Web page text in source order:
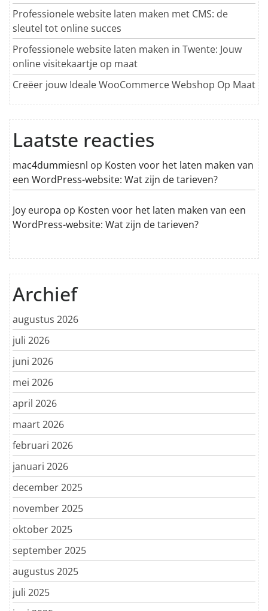
Professionele website laten maken met CMS: de
sleutel tot online succes
Professionele website laten maken in Twente: Jouw
online visitekaartje op maat
Creëer jouw Ideale WooCommerce Webshop Op Maat
Laatste reacties
mac4dummiesnl op Kosten voor het laten maken van
een WordPress-website: Wat zijn de tarieven?
Joy europa op Kosten voor het laten maken van een
WordPress-website: Wat zijn de tarieven?
Archief
augustus 2026
juli 2026
juni 2026
mei 2026
april 2026
maart 2026
februari 2026
januari 2026
december 2025
november 2025
oktober 2025
september 2025
augustus 2025
juli 2025